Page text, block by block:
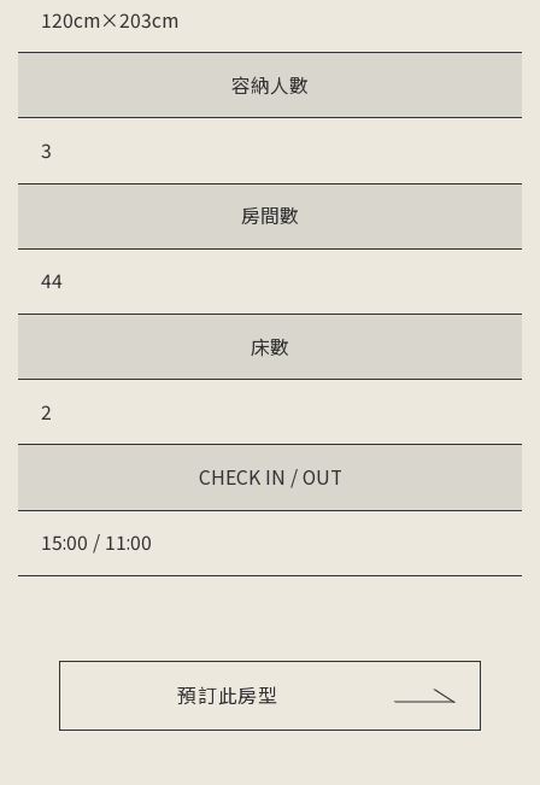
120cm×203cm
容納人數
3
房間數
44
床數
2
CHECK IN / OUT
15:00 / 11:00
預訂此房型